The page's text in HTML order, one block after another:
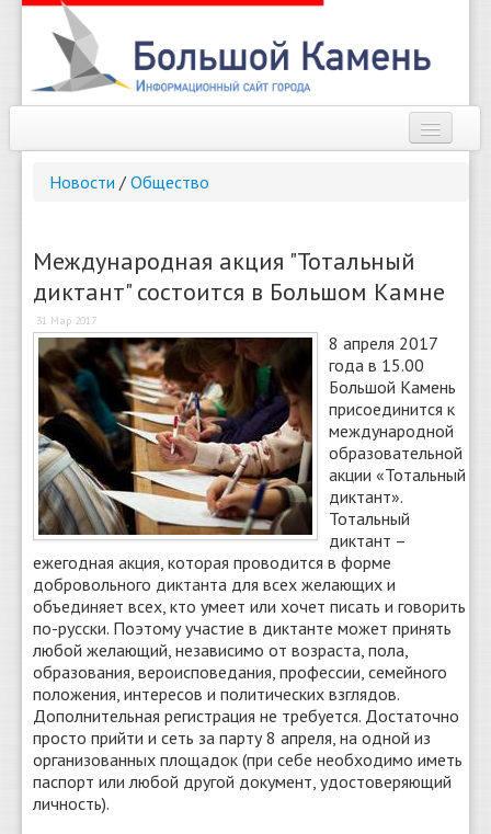
Новости
Справочник
Погода
О сайте
Найти
Новости / Общество
Международная акция "Тотальный
диктант" состоится в Большом Камне
31 Мар 2017
8 апреля 2017
года в 15.00
Большой Камень
присоединится к
международной
образовательной
акции «Тотальный
диктант».
Тотальный
диктант –
ежегодная акция, которая проводится в форме
добровольного диктанта для всех желающих и
объединяет всех, кто умеет или хочет писать и говорить
по-русски. Поэтому участие в диктанте может принять
любой желающий, независимо от возраста, пола,
образования, вероисповедания, профессии, семейного
положения, интересов и политических взглядов.
Дополнительная регистрация не требуется. Достаточно
просто прийти и сеть за парту 8 апреля, на одной из
организованных площадок (при себе необходимо иметь
паспорт или любой другой документ, удостоверяющий
личность).